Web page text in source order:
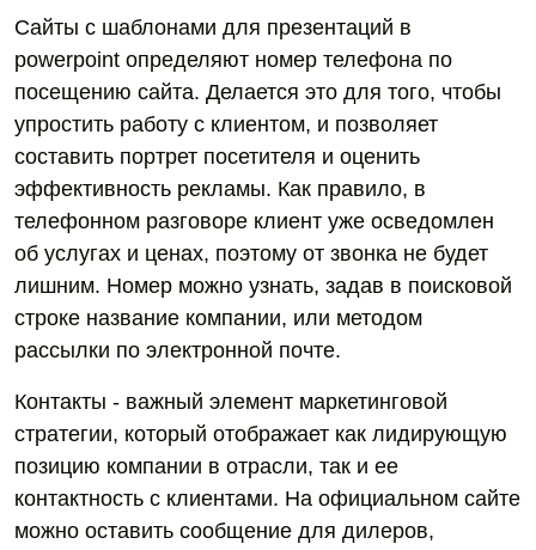
Сайты с шаблонами для презентаций в
powerpoint определяют номер телефона по
посещению сайта. Делается это для того, чтобы
упростить работу с клиентом, и позволяет
составить портрет посетителя и оценить
эффективность рекламы. Как правило, в
телефонном разговоре клиент уже осведомлен
об услугах и ценах, поэтому от звонка не будет
лишним. Номер можно узнать, задав в поисковой
строке название компании, или методом
рассылки по электронной почте.
Контакты - важный элемент маркетинговой
стратегии, который отображает как лидирующую
позицию компании в отрасли, так и ее
контактность с клиентами. На официальном сайте
можно оставить сообщение для дилеров,